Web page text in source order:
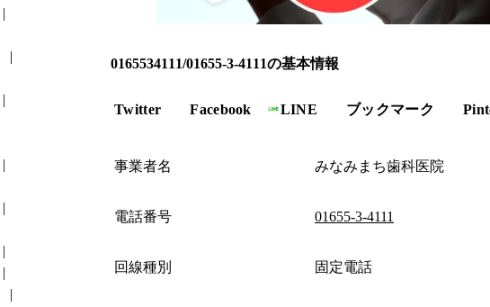
0165534111/01655-3-4111の基本情報
Twitter Facebook LINE ブックマーク
事業者名 みなみまち歯科医院
電話番号 01655-3-4111
回線種別 固定電話